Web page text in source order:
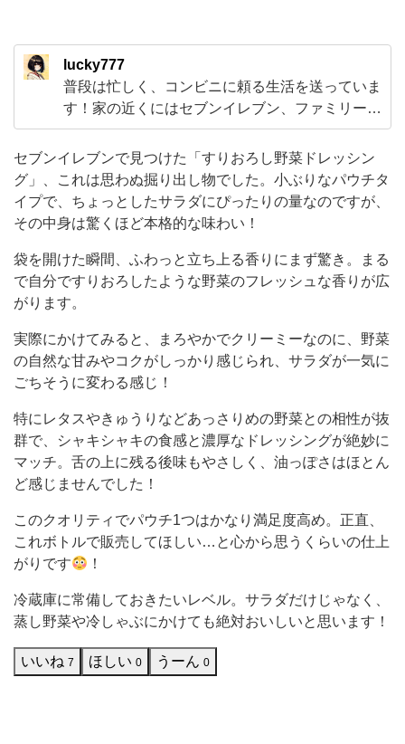
小
ぶ
な
パ
ウ
チ
イ
プ
ち
ょ
っ
と
し
た
サ
ラ
ダ
に
ぴ
っ
た
lucky777
普段は忙しく、コンビニに頼る生活を送っていま
す！家の近くにはセブンイレブン、ファミリーマ
ート、ローソンがあり、便利で助かっています。
一番好きなコンビニはセブンイレブンで、おにぎ
りやスイーツが特にお気に入りです。 でも、フ
ァミリーマートも好きで、ファミチキやスナック
類をよく購入します。ローソンでもたま
セブンイレブンで見つけた「すりおろし野菜ドレッシン
グ」、これは思わぬ掘り出し物でした。小ぶりなパウチタ
イプで、ちょっとしたサラダにぴったりの量なのですが、
その中身は驚くほど本格的な味わい！
袋を開けた瞬間、ふわっと立ち上る香りにまず驚き。まる
で自分ですりおろしたような野菜のフレッシュな香りが広
がります。
実際にかけてみると、まろやかでクリーミーなのに、野菜
の自然な甘みやコクがしっかり感じられ、サラダが一気に
ごちそうに変わる感じ！
特にレタスやきゅうりなどあっさりめの野菜との相性が抜
群で、シャキシャキの食感と濃厚なドレッシングが絶妙に
マッチ。舌の上に残る後味もやさしく、油っぽさはほとん
ど感じませんでした！
このクオリティでパウチ1つはかなり満足度高め。正直、
これボトルで販売してほしい…と心から思うくらいの仕上
がりです
！
冷蔵庫に常備しておきたいレベル。サラダだけじゃなく、
蒸し野菜や冷しゃぶにかけても絶対おいしいと思います！
いいね 7 ほしい 0 うーん 0